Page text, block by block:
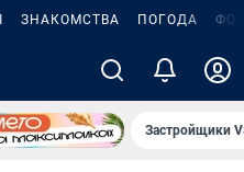
ЗНАКОМСТВА ПОГОДА
Застройщики